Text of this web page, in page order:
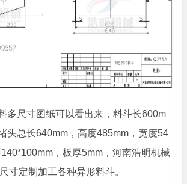
多尺寸图纸可以看出来，料斗长600m
头总长640mm，高度485mm，宽度54
，板厚5mm，河南浩明机械
寸定制加工各种异形料斗。